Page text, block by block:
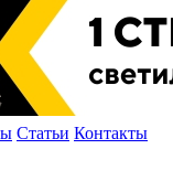
Статьи Контакты